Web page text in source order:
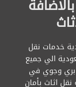
خدمات نقل
الي جميع
بري وجوي في
اثاث بأمان